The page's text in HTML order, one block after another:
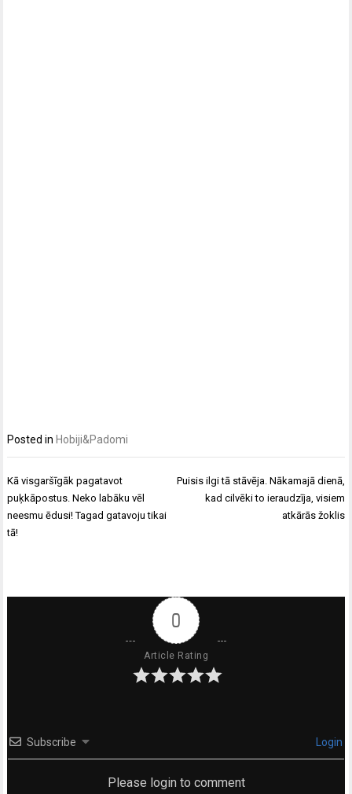
Posted inHobiji&Padomi
Ziņu
izvēlne
Kā visgaršīgāk pagatavot
puķkāpostus. Neko labāku vēl
neesmu ēdusi! Tagad gatavoju tikai
tā!
Puisis ilgi tā stāvēja. Nākamajā dienā,
kad cilvēki to ieraudzīja, visiem
atkārās žoklis
0
Article Rating
Subscribe Login
Please login to comment